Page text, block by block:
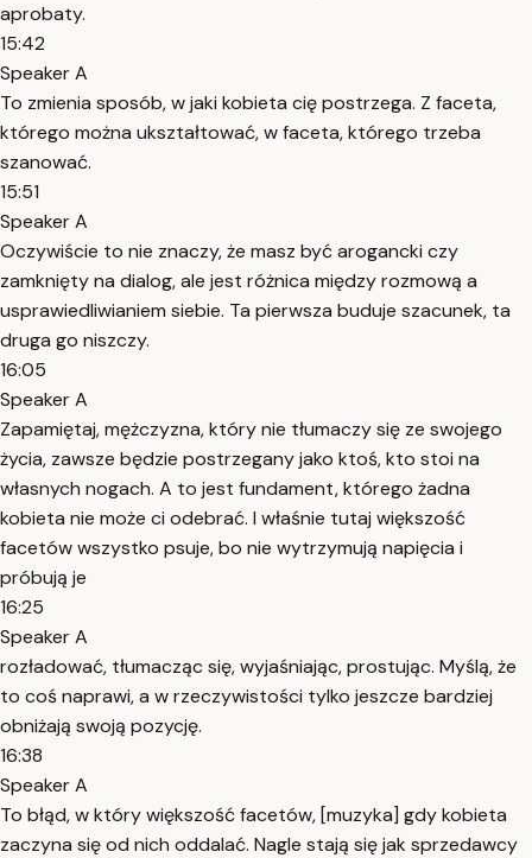
aprobaty.
15:42
Speaker A
To zmienia sposób, w jaki kobieta cię postrzega. Z faceta,
którego można ukształtować, w faceta, którego trzeba
szanować.
15:51
Speaker A
Oczywiście to nie znaczy, że masz być arogancki czy
zamknięty na dialog, ale jest różnica między rozmową a
usprawiedliwianiem siebie. Ta pierwsza buduje szacunek, ta
druga go niszczy.
16:05
Speaker A
Zapamiętaj, mężczyzna, który nie tłumaczy się ze swojego
życia, zawsze będzie postrzegany jako ktoś, kto stoi na
własnych nogach. A to jest fundament, którego żadna
kobieta nie może ci odebrać. I właśnie tutaj większość
facetów wszystko psuje, bo nie wytrzymują napięcia i
próbują je
16:25
Speaker A
rozładować, tłumacząc się, wyjaśniając, prostując. Myślą, że
to coś naprawi, a w rzeczywistości tylko jeszcze bardziej
obniżają swoją pozycję.
16:38
Speaker A
To błąd, w który większość facetów, [muzyka] gdy kobieta
zaczyna się od nich oddalać. Nagle stają się jak sprzedawcy